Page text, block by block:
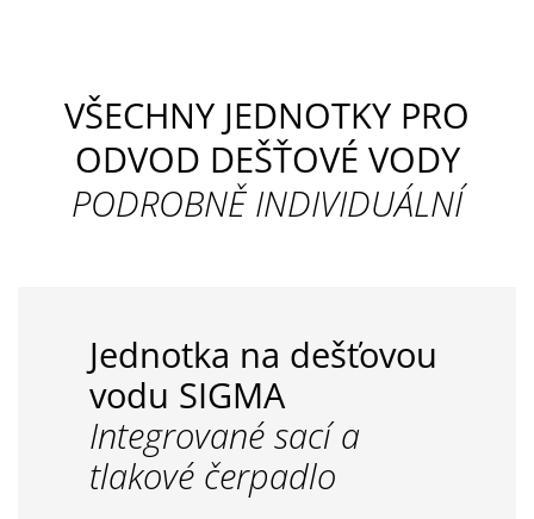
VŠECHNY JEDNOTKY PRO
ODVOD DEŠŤOVÉ VODY
PODROBNĚ INDIVIDUÁLNÍ
Jednotka na dešťovou
vodu SIGMA
Integrované sací a
tlakové čerpadlo